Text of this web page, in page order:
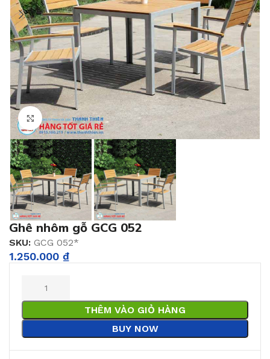
Click to enlarge
Ghê nhôm gỗ GCG 052
SKU: GCG 052*
1.250.000 ₫
THÊM VÀO GIỎ HÀNG
BUY NOW